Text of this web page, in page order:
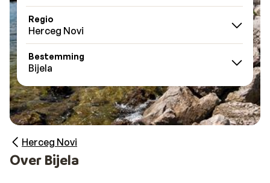
Regio
Herceg Novi
Bestemming
Bijela
Herceg Novi
Over Bijela